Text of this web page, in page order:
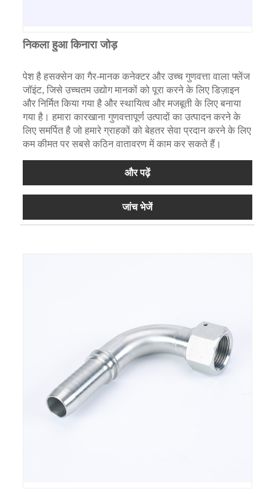
निकला हुआ किनारा जोड़
पेश है हसक्सेन का गैर-मानक कनेक्टर और उच्च गुणवत्ता वाला फ्लेंज
जॉइंट, जिसे उच्चतम उद्योग मानकों को पूरा करने के लिए डिज़ाइन
और निर्मित किया गया है और स्थायित्व और मजबूती के लिए बनाया
गया है। हमारा कारखाना गुणवत्तापूर्ण उत्पादों का उत्पादन करने के
लिए समर्पित है जो हमारे ग्राहकों को बेहतर सेवा प्रदान करने के लिए
कम कीमत पर सबसे कठिन वातावरण में काम कर सकते हैं।
और पढ़ें
जांच भेजें